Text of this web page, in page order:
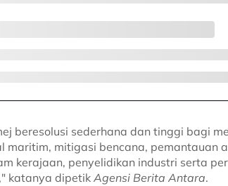
beresolusi sederhana dan tinggi bagi
maritim, mitigasi bencana, pemantauan
kerajaan, penyelidikan industri serta
katanya dipetik Agensi Berita Antara.